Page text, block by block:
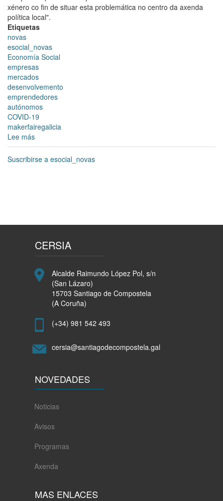
xénero co fin de situar esta problemática no centro da axenda
política local".
Etiquetas
novas
esocial_novas
Economía Social
empresas
mercados
desenvolvemento
emprendedores
autónomos
COVID-19
makerfairegalicia
Lee más
O
manifesto
das
de
xénero
polas
consecuencias
socioeconómicas
derivadas
pandemia
Suscribirse a esocial_novas
CERSIA
Alcalde Raimundo López Pol, s/n
(San Lázaro)
15703 Santiago de Compostela
(A Coruña)
(+34) 981 542 493
cersia@santiagodecompostela.gal
NOVEDADES
Noticias
Avisos
Programas
Axenda
MAS ENLACES